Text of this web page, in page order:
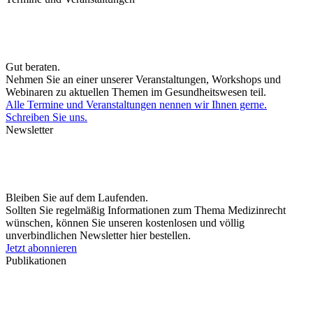
Gut beraten.
Nehmen Sie an einer unserer Veranstaltungen, Workshops und
Webinaren zu aktuellen Themen im Gesundheitswesen teil.
Alle Termine und Veranstaltungen nennen wir Ihnen gerne.
Schreiben Sie uns.
Newsletter
Bleiben Sie auf dem Laufenden.
Sollten Sie regelmäßig Informationen zum Thema Medizinrecht
wünschen, können Sie unseren kostenlosen und völlig
unverbindlichen Newsletter hier bestellen.
Jetzt abonnieren
Publikationen